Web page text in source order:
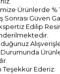
Ürünlerde %
Sonrası Güven
Edilip
Durumunda
Teşekkür Ederiz.